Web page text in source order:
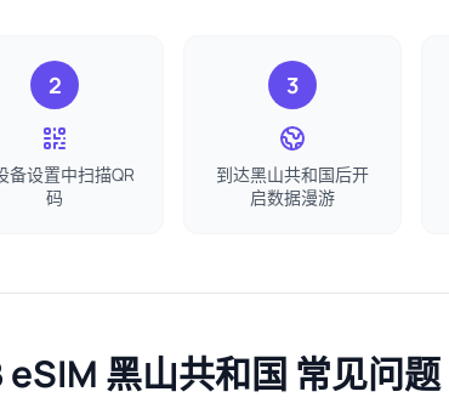
2
备设置中扫描QR
码
3
到达黑山共和国后开
启数据漫游
eSIM 黑山共和国 常见问题